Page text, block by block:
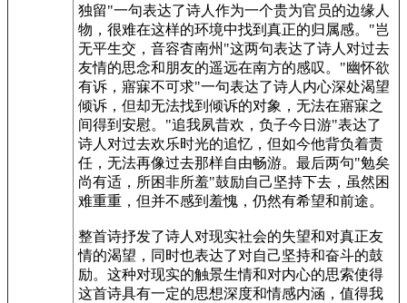
独留"一句表达了诗人作为一个贵为官员的边缘人
物，很难在这样的环境中找到真正的归属感。"岂
无平生交，音容杳南州"这两句表达了诗人对过去
友情的思念和朋友的遥远在南方的感叹。"幽怀欲
有诉，寤寐不可求"一句表达了诗人内心深处渴望
倾诉，但却无法找到倾诉的对象，无法在寤寐之
间得到安慰。"追我夙昔欢，负子今日游"表达了
诗人对过去欢乐时光的追忆，但如今他背负着责
任，无法再像过去那样自由畅游。最后两句"勉矣
尚有适，所困非所羞"鼓励自己坚持下去，虽然困
难重重，但并不感到羞愧，仍然有希望和前途。
整首诗抒发了诗人对现实社会的失望和对真正友
情的渴望，同时也表达了对自己坚持和奋斗的鼓
励。这种对现实的触景生情和对内心的思索使得
这首诗具有一定的思想深度和情感内涵，值得我